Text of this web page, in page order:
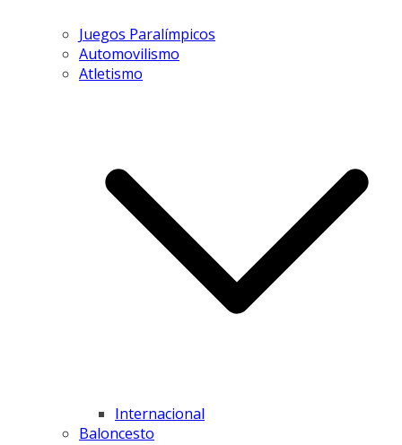
Juegos Paralímpicos
Automovilismo
Atletismo
Internacional
Baloncesto